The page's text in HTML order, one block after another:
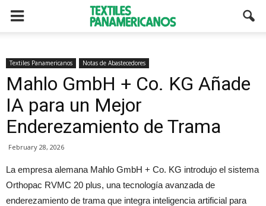
Textiles Panamericanos Notas de Abastecedores
Mahlo GmbH + Co. KG Añade
IA para un Mejor
Enderezamiento de Trama
February 28, 2026
La empresa alemana Mahlo GmbH + Co. KG introdujo el sistema
Orthopac RVMC 20 plus, una tecnología avanzada de
enderezamiento de trama que integra inteligencia artificial para